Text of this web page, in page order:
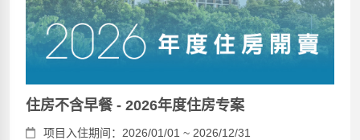
住房不含早餐 - 2026年度住房专案
项目入住期间：2026/01/01 ~ 2026/12/31